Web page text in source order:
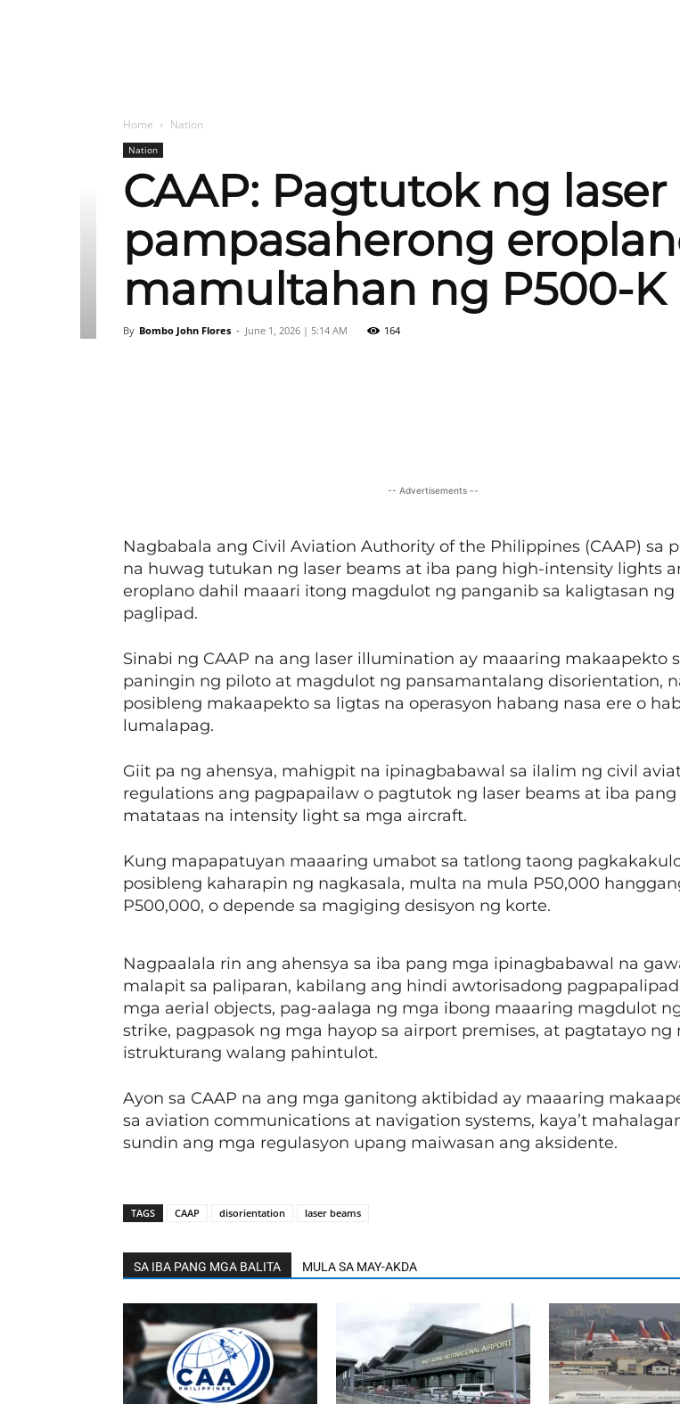
Home Nation
Nation
CAAP: Pagtutok ng laser
pampasaherong
mamultahan ng P500-K
By Bombo John Flores - June 1, 2026 | 5:14 AM 164
-- Advertisements --
Nagbabala ang Civil Aviation Authority of the Philippines (CAAP) sa
na huwag tutukan ng laser beams at iba pang high-intensity lights
eroplano dahil maaari itong magdulot ng panganib sa kaligtasan ng
paglipad.
Sinabi ng CAAP na ang laser illumination ay maaaring makaapekto
paningin ng piloto at magdulot ng pansamantalang disorientation,
posibleng makaapekto sa ligtas na operasyon habang nasa ere o
lumalapag.
Giit pa ng ahensya, mahigpit na ipinagbabawal sa ilalim ng civil
regulations ang pagpapailaw o pagtutok ng laser beams at iba pang
matataas na intensity light sa mga aircraft.
Kung mapapatuyan maaaring umabot sa tatlong taong
posibleng kaharapin ng nagkasala, multa na mula P50,000
P500,000, o depende sa magiging desisyon ng korte.
Nagpaalala rin ang ahensya sa iba pang mga ipinagbabawal na
malapit sa paliparan, kabilang ang hindi awtorisadong
mga aerial objects, pag-aalaga ng mga ibong maaaring magdulot
strike, pagpasok ng mga hayop sa airport premises, at pagtatayo ng
istrukturang walang pahintulot.
Ayon sa CAAP na ang mga ganitong aktibidad ay maaaring
sa aviation communications at navigation systems, kaya’t
sundin ang mga regulasyon upang maiwasan ang aksidente.
TAGS CAAP disorientation laser beams
SA IBA PANG MGA BALITA MULA SA MAY-AKDA